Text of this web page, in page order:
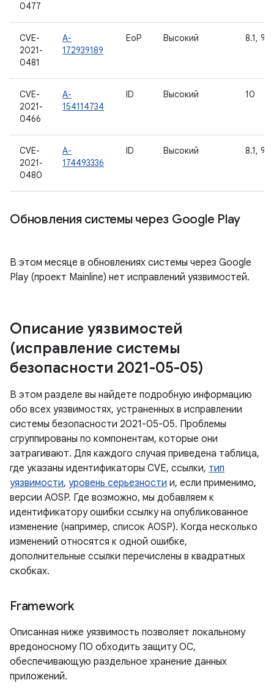
0477
CVE-
2021-
0481
A-
172939189
EoP Высокий 8.1, 9,
CVE-
2021-
0466
A-
154114734
ID Высокий 10
CVE-
2021-
0480
A-
174493336
ID Высокий 8.1, 9,
Обновления системы через Google Play
В этом месяце в обновлениях системы через Google
Play (проект Mainline) нет исправлений уязвимостей.
Описание уязвимостей
(исправление системы
безопасности 2021-05-05)
В этом разделе вы найдете подробную информацию
обо всех уязвимостях, устраненных в исправлении
системы безопасности 2021-05-05. Проблемы
сгруппированы по компонентам, которые они
затрагивают. Для каждого случая приведена таблица,
где указаны идентификаторы CVE, ссылки, тип
уязвимости, уровень серьезности и, если применимо,
версии AOSP. Где возможно, мы добавляем к
идентификатору ошибки ссылку на опубликованное
изменение (например, список AOSP). Когда несколько
изменений относятся к одной ошибке,
дополнительные ссылки перечислены в квадратных
скобках.
Framework
Описанная ниже уязвимость позволяет локальному
вредоносному ПО обходить защиту ОС,
обеспечивающую раздельное хранение данных
приложений.